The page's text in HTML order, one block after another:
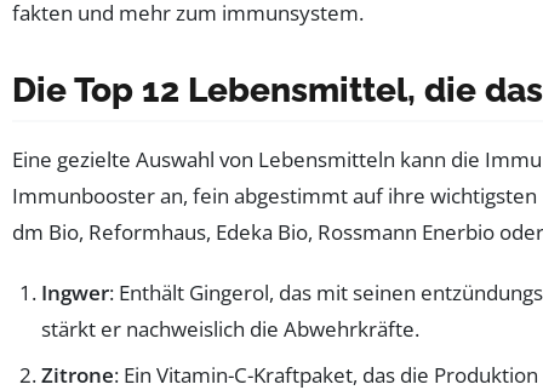
Die Top 12 Lebensmittel, die
Eine gezielte Auswahl von Lebensmitteln kann die
Immunbooster an, fein abgestimmt auf ihre
dm Bio, Reformhaus, Edeka Bio, Rossmann Enerbio
Ingwer: Enthält Gingerol, das mit seinen
stärkt er nachweislich die Abwehrkräfte.
Zitrone: Ein Vitamin-C-Kraftpaket, das die